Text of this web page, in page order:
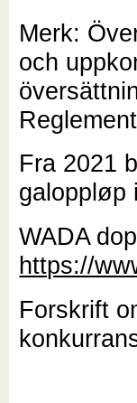
Merk:
och
Fra 2021
galoppløp
WADA
https://
Forskrift